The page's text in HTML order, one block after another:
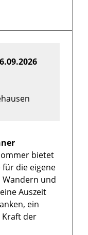
bietet
die eigene
und
Auszeit
ein
Kraft der